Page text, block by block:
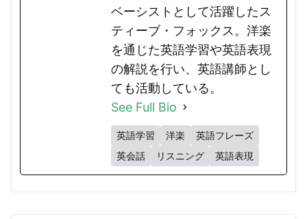
ベーシストとして活躍したス
ティーブ・フォックス。洋楽
を通じた英語学習や英語表現
の解説を行い、英語講師とし
ても活動している。
See Full Bio
英語学習 洋楽
英語フレーズ
英会話
リスニング 英語表現